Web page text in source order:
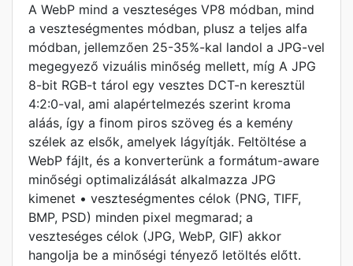
A WebP mind a veszteséges VP8 módban, mind
a veszteségmentes módban, plusz a teljes alfa
módban, jellemzően 25-35%-kal landol a JPG-vel
megegyező vizuális minőség mellett, míg A JPG
8-bit RGB-t tárol egy vesztes DCT-n keresztül
4:2:0-val, ami alapértelmezés szerint kroma
aláás, így a finom piros szöveg és a kemény
szélek az elsők, amelyek lágyítják. Feltöltése a
WebP fájlt, és a konverterünk a formátum-aware
minőségi optimalizálását alkalmazza JPG
kimenet • veszteségmentes célok (PNG, TIFF,
BMP, PSD) minden pixel megmarad; a
veszteséges célok (JPG, WebP, GIF) akkor
hangolja be a minőségi tényező letöltés előtt.